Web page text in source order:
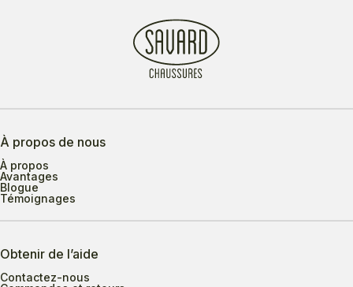
À propos de nous
À propos
Avantages
Blogue
Témoignages
Obtenir de l’aide
Contactez-nous